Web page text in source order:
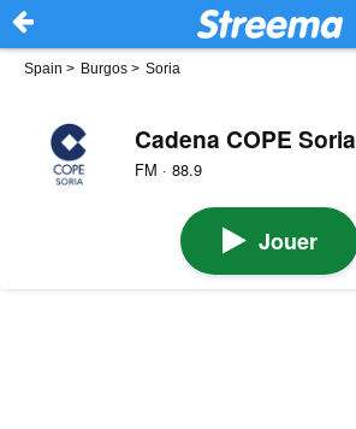
Spain > Burgos > Soria
Cadena COPE Soria
FM · 88.9
Jouer